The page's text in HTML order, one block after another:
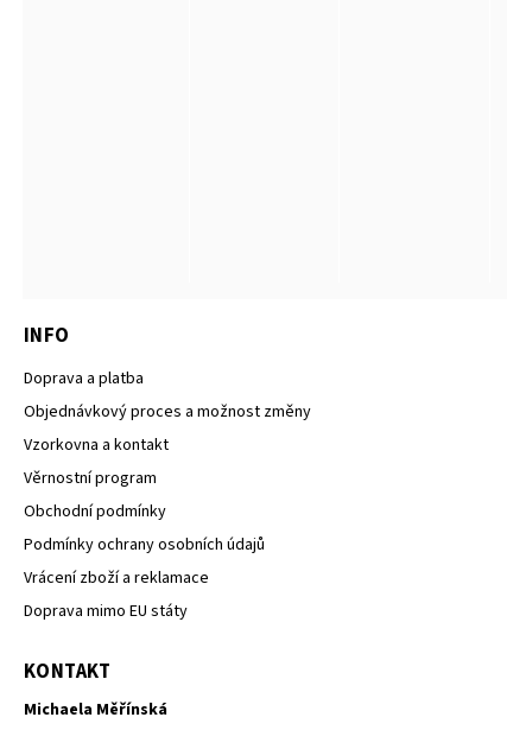
INFO
Doprava a platba
Objednávkový proces a možnost změny
Vzorkovna a kontakt
Věrnostní program
Obchodní podmínky
Podmínky ochrany osobních údajů
Vrácení zboží a reklamace
Doprava mimo EU státy
KONTAKT
Michaela Měřínská